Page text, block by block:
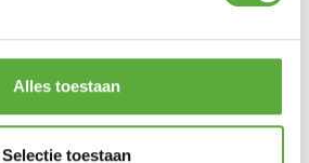
Alles toestaan
Selectie toestaan
77 cm
4065.22.098.61